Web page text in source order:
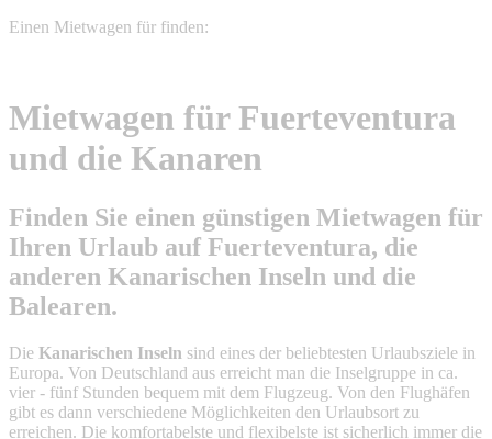
Einen Mietwagen für finden:
Mietwagen für Fuerteventura
und die Kanaren
Finden Sie einen günstigen Mietwagen für
Ihren Urlaub auf Fuerteventura, die
anderen Kanarischen Inseln und die
Balearen.
Die Kanarischen Inseln sind eines der beliebtesten Urlaubsziele in
Europa. Von Deutschland aus erreicht man die Inselgruppe in ca.
vier - fünf Stunden bequem mit dem Flugzeug. Von den Flughäfen
gibt es dann verschiedene Möglichkeiten den Urlaubsort zu
erreichen. Die komfortabelste und flexibelste ist sicherlich immer die